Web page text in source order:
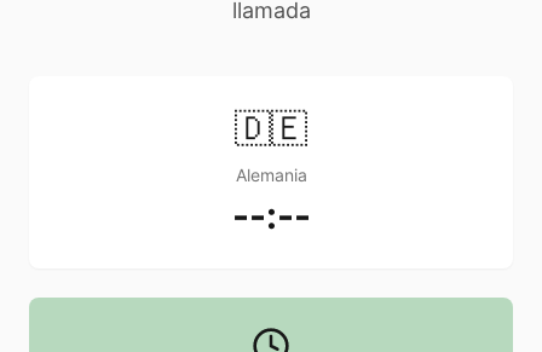
llamada
🇩🇪
Alemania
--:--